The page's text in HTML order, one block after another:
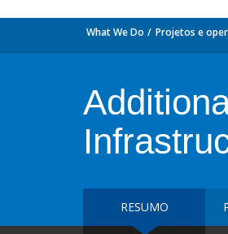
What We Do Projetos e
RESUMO